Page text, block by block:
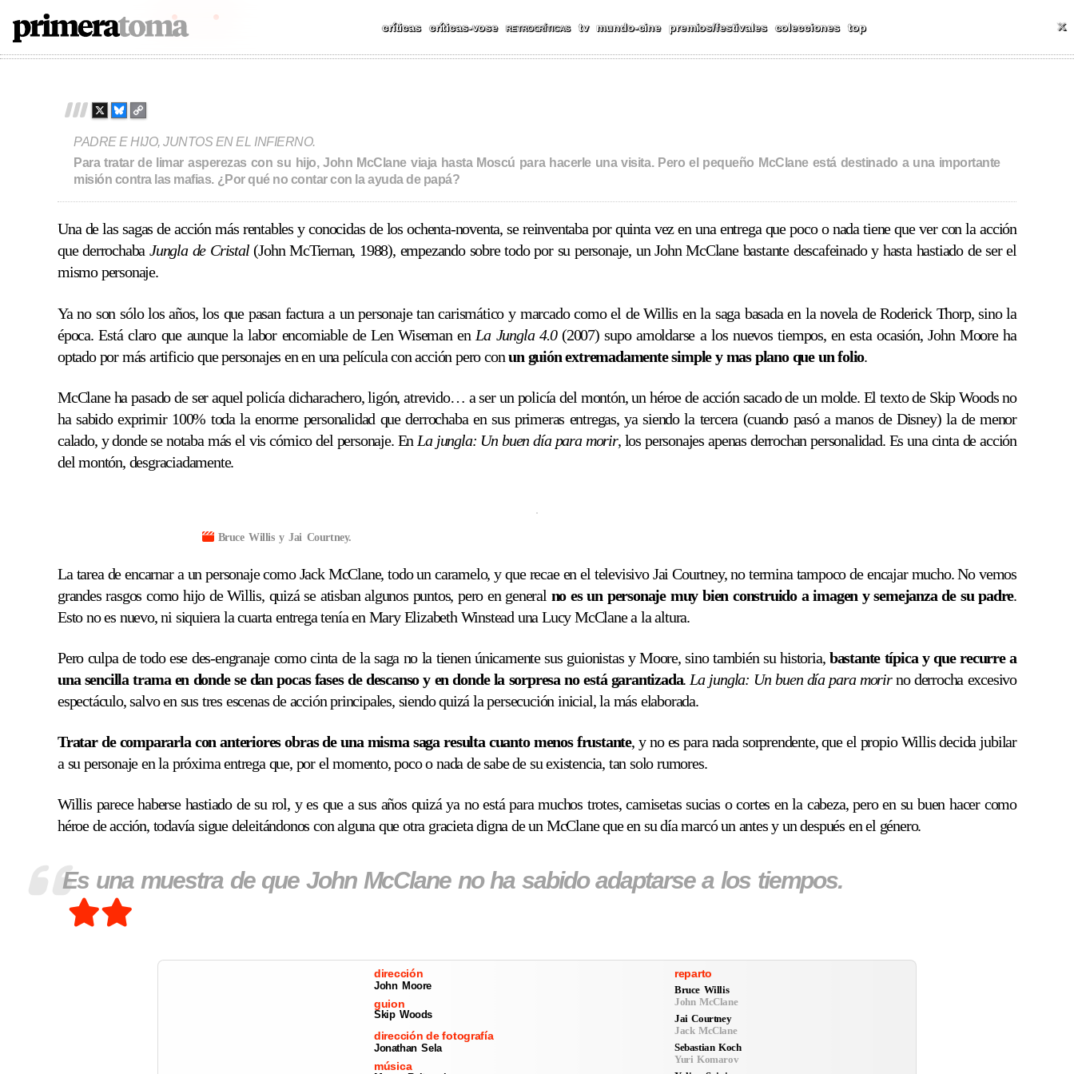
Skip
PRIMERATOMA | CRÍTICAS, REPORTAJES, FESTIVALES Y MÁS
críticas críticas-vose RETROCRÍTICAS tv mundo-cine premios/festivales colecciones top
A Good Day To Die Hard
B
U
E
S
Y
C
P
Y
L
N
PADRE E HIJO, JUNTOS EN EL INFIERNO.
Para tratar de limar asperezas con su hijo, John McClane viaja hasta Moscú para hacerle una visita. Pero el pequeño McClane está destinado a una importante
misión contra las mafias. ¿Por qué no contar con la ayuda de papá?
Una de las sagas de acción más rentables y conocidas de los ochenta-noventa, se reinventaba por quinta vez en una entrega que poco o nada tiene que ver con la acción
que derrochaba Jungla de Cristal(John McTiernan, 1988), empezando sobre todo por su personaje, un John McClane bastante descafeinado y hasta hastiado de ser el
mismo personaje.
Ya no son sólo los años, los que pasan factura a un personaje tan carismático y marcado como el de Willis en la saga basada en la novela de Roderick Thorp, sino la
época. Está claro que aunque la labor encomiable de Len Wiseman en La Jungla 4.0(2007) supo amoldarse a los nuevos tiempos, en esta ocasión, John Moore ha
optado por más artificio que personajes en en una película con acción pero conun guión extremadamente simple y mas plano que un folio.
McClane ha pasado de ser aquel policía dicharachero, ligón, atrevido… a ser un policía del montón, un héroe de acción sacado de un molde. El texto de Skip Woods no
ha sabido exprimir 100% toda la enorme personalidad que derrochaba en sus primeras entregas, ya siendo la tercera (cuando pasó a manos de Disney) la de menor
calado, y donde se notaba más el vis cómico del personaje. En La jungla: Un buen día para morir, los personajes apenas derrochan personalidad. Es una cinta de acción
del montón, desgraciadamente.
Bruce Willis y Jai Courtney.
La tarea de encarnar a un personaje como Jack McClane, todo un caramelo, y que recae en el televisivo Jai Courtney, no termina tampoco de encajar mucho. No vemos
grandes rasgos como hijo de Willis, quizá se atisban algunos puntos, pero en general no es un personaje muy bien construido a imagen y semejanza de su padre.
Esto no es nuevo, ni siquiera la cuarta entrega tenía en Mary Elizabeth Winstead una Lucy McClane a la altura.
Pero culpa de todo ese des-engranaje como cinta de la saga no la tienen únicamente sus guionistas y Moore, sino también su historia, bastante típica y que recurre a
una sencilla trama en donde se dan pocas fases de descanso y en donde la sorpresa no está garantizada. La jungla: Un buen día para morirno derrocha excesivo
espectáculo, salvo en sus tres escenas de acción principales, siendo quizá la persecución inicial, la más elaborada.
Tratar de compararla con anteriores obras de una misma saga resulta cuanto menos frustante, y no es para nada sorprendente, que el propio Willis decida jubilar
a su personaje en la próxima entrega que, por el momento, poco o nada de sabe de su existencia, tan solo rumores.
Willis parece haberse hastiado de su rol, y es que a sus años quizá ya no está para muchos trotes, camisetas sucias o cortes en la cabeza, pero en su buen hacer como
héroe de acción, todavía sigue deleitándonos con alguna que otra gracieta digna de un McClane que en su día marcó un antes y un después en el género.
Es una muestra de que John McClane no ha sabido adaptarse a los tiempos.
dirección
John Moore
guion
Skip Woods
dirección de fotografía
Jonathan Sela
música
reparto
Bruce Willis
John McClane
Jai Courtney
Jack McClane
Sebastian Koch
Yuri Komarov